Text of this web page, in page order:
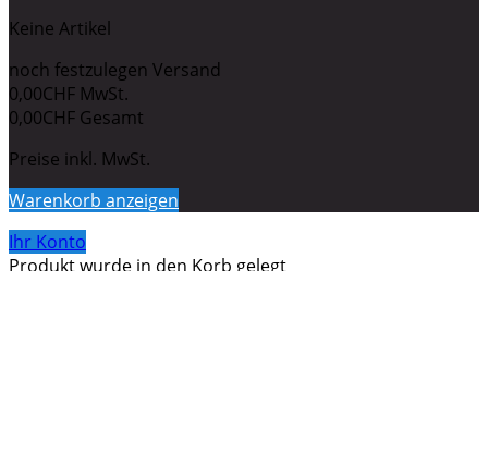
Keine Artikel
noch festzulegen Versand
0,00CHF MwSt.
0,00CHF Gesamt
Preise inkl. MwSt.
Warenkorb anzeigen
Ihr Konto
Produkt wurde in den Korb gelegt